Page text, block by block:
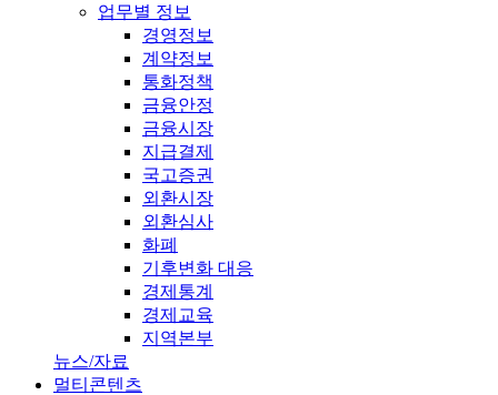
업무별 정보
경영정보
계약정보
통화정책
금융안정
금융시장
지급결제
국고증권
외환시장
외환심사
화폐
기후변화 대응
경제통계
경제교육
지역본부
뉴스/자료
멀티콘텐츠